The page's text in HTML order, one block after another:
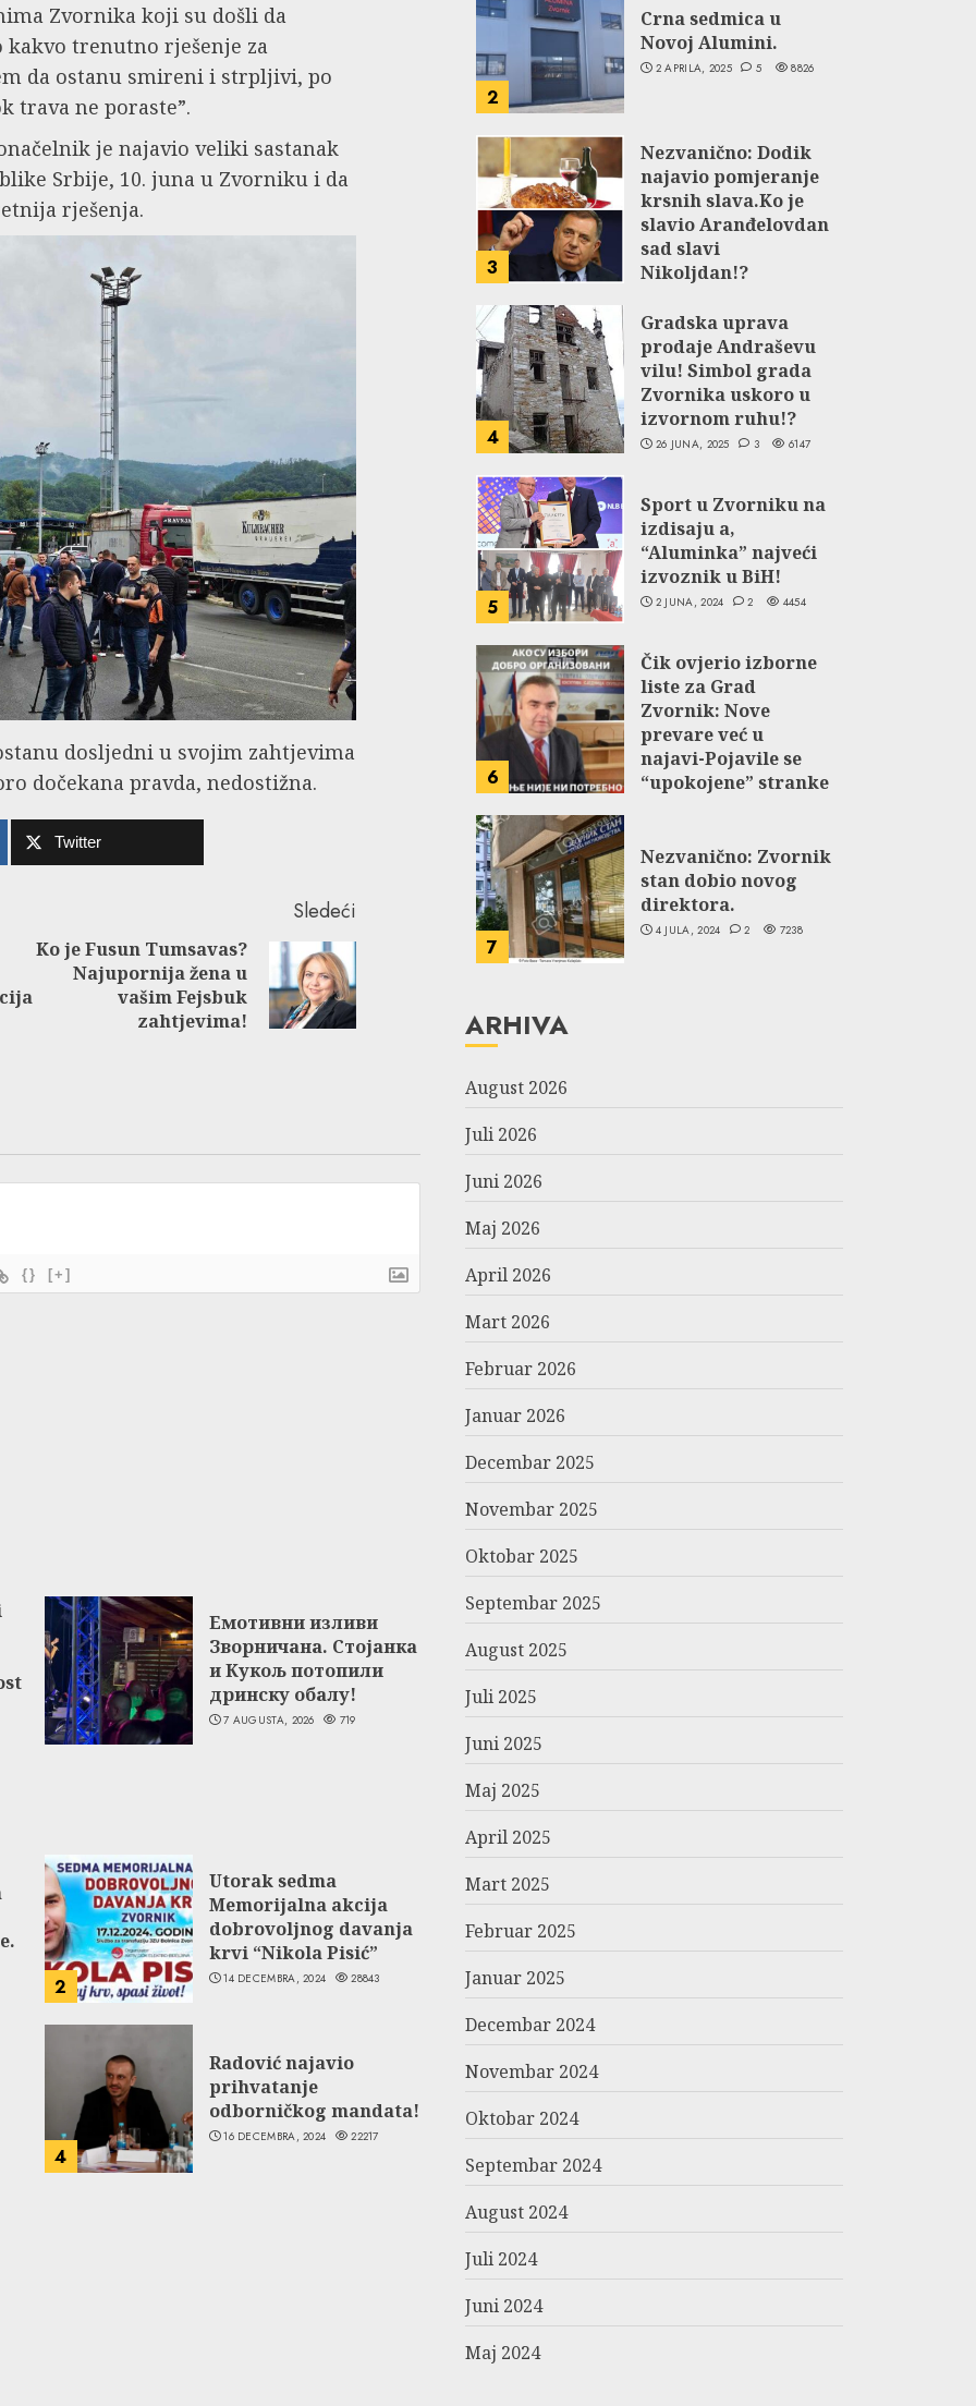
Zvornika koji su došli da
trenutno rješenje za
da ostanu smireni i strpljivi, po
trava ne poraste”.
je najavio veliki sastanak
Srbije, 10. juna u Zvorniku i da
rješenja.
dosljedni u svojim zahtjevima
dočekana pravda, nedostižna.
Twitter
Previous
post:
Sledeći
Next
post:
Ko je Fusun Tumsavas?
Najupornija žena u
vašim Fejsbuk
zahtjevima!
{} [+]
Емотивни изливи
Зворничана. Стојанка
и Кукољ потопили
дринску обалу!
7 AUGUSTA, 2026 719
2
Utorak sedma
Memorijalna akcija
dobrovoljnog davanja
krvi “Nikola Pisić”
14 DECEMBRA, 2024 28843
4
Radović najavio
prihvatanje
odborničkog mandata!
16 DECEMBRA, 2024 22217
2
Crna sedmica u
Novoj Alumini.
2 APRILA, 2025 5 8826
3
Nezvanično: Dodik
najavio pomjeranje
krsnih slava.Ko je
slavio Aranđelovdan
sad slavi
Nikoljdan!?
4
Gradska uprava
prodaje Andraševu
vilu! Simbol grada
Zvornika uskoro u
izvornom ruhu!?
26 JUNA, 2025 3 6147
5
Sport u Zvorniku na
izdisaju a,
“Aluminka” najveći
izvoznik u BiH!
2 JUNA, 2024 2 4454
6
Čik ovjerio izborne
liste za Grad
Zvornik: Nove
prevare već u
najavi-Pojavile se
“upokojene” stranke
27 JUNA, 2024 2 5063
7
Nezvanično: Zvornik
stan dobio novog
direktora.
4 JULA, 2024 2 7238
ARHIVA
August 2026
Juli 2026
Juni 2026
Maj 2026
April 2026
Mart 2026
Februar 2026
Januar 2026
Decembar 2025
Novembar 2025
Oktobar 2025
Septembar 2025
August 2025
Juli 2025
Juni 2025
Maj 2025
April 2025
Mart 2025
Februar 2025
Januar 2025
Decembar 2024
Novembar 2024
Oktobar 2024
Septembar 2024
August 2024
Juli 2024
Juni 2024
Maj 2024